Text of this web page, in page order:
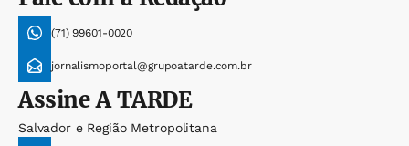
(71) 99601-0020
jornalismoportal@grupoatarde.com.br
AssineA TARDE
Salvador e Região Metropolitana